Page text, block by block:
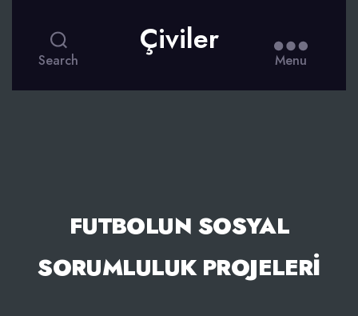
Search
Çiviler
Menu
FUTBOLUN SOSYAL
SORUMLULUK PROJELERI